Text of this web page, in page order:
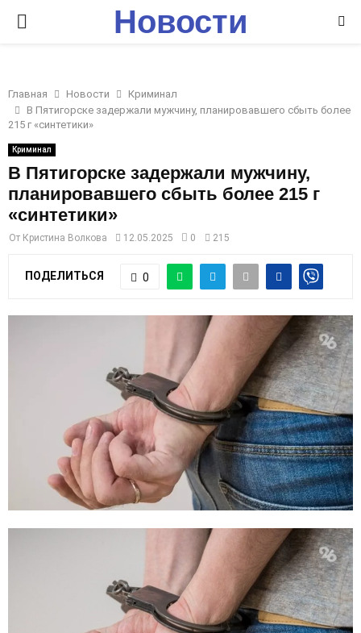
P
I
M
A
R
Y
Новости
Главная Новости
Криминал
В Пятигорске задержали мужчину, планировавшего сбыть более
215 г «синтетики»
Криминал
В Пятигорске задержали мужчину,
планировавшего сбыть более 215 г
«синтетики»
От Кристина Волкова 12.05.2025 0 215
ПОДЕЛИТЬСЯ 0